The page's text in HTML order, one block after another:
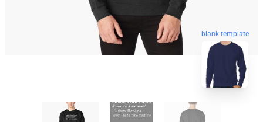
blank template